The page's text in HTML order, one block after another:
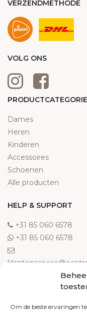
Om de beste ervaringen
VERZENDMETHODE
VOLG ONS
Dames
Heren
Kinderen
Accessoires
Schoenen
Alle producten
HELP & SUPPORT
‎+31 85 060 6578
‎+31 85 060 6578
Meest gestelde